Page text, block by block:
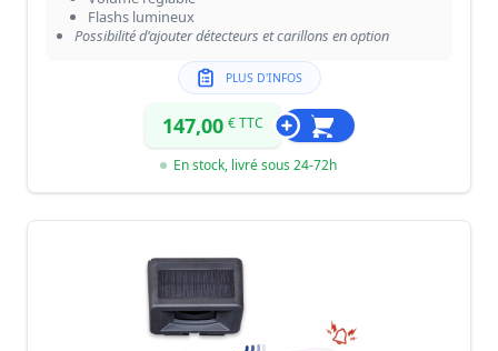
Flashs lumineux
Possibilité d'ajouter détecteurs et carillons en option
PLUS D'INFOS
147,00 € TTC
En stock, livré sous 24-72h